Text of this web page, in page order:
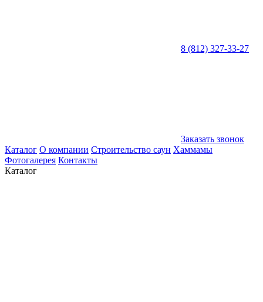
8 (812) 327-33-27
Заказать звонок
Каталог О компании Строительство саун Хаммамы
Фотогалерея Контакты
Каталог